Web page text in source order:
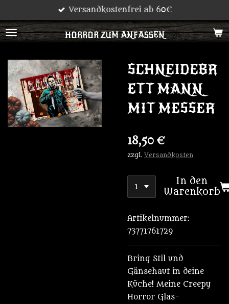
Hauptinhalt
springen
HORROR ZUM ANFASSEN
Versandkostenfrei ab 60€
SCHNEIDEBR
ETT MANN
MIT MESSER
18,50 €
zzgl. Versandkosten
In den
Warenkorb
Artikelnummer:
73771761729
Bring Stil und
Gänsehaut in deine
Küche! Meine Creepy
Horror Glas-